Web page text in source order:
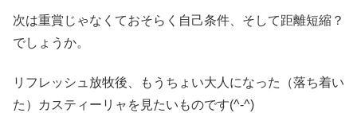
次は重賞じゃなくておそらく自己条件、そして距離短縮？
でしょうか。
リフレッシュ放牧後、もうちょい大人になった（落ち着い
た）カスティーリャを見たいものです(^-^)